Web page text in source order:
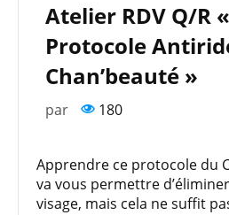
Atelier RDV Q/R
Protocole
Chan’beauté »
par 180
Apprendre ce protocole du
va vous permettre
visage, mais cela ne suffit